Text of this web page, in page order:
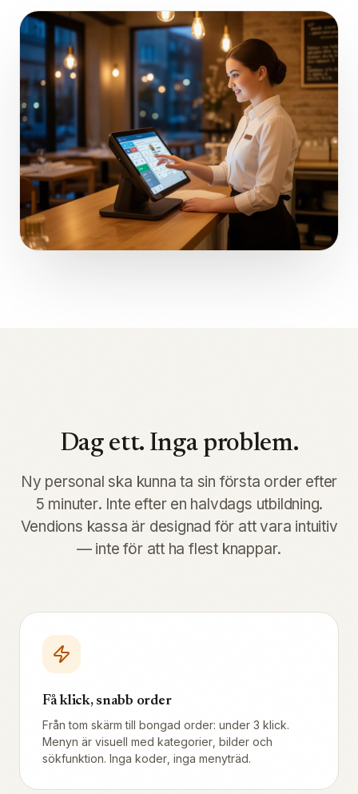
Dag ett. Inga problem.
Ny personal ska kunna ta sin första order efter
5 minuter. Inte efter en halvdags utbildning.
Vendions kassa är designad för att vara intuitiv
— inte för att ha flest knappar.
Få klick, snabb order
Från tom skärm till bongad order: under 3 klick.
Menyn är visuell med kategorier, bilder och
sökfunktion. Inga koder, inga menyträd.